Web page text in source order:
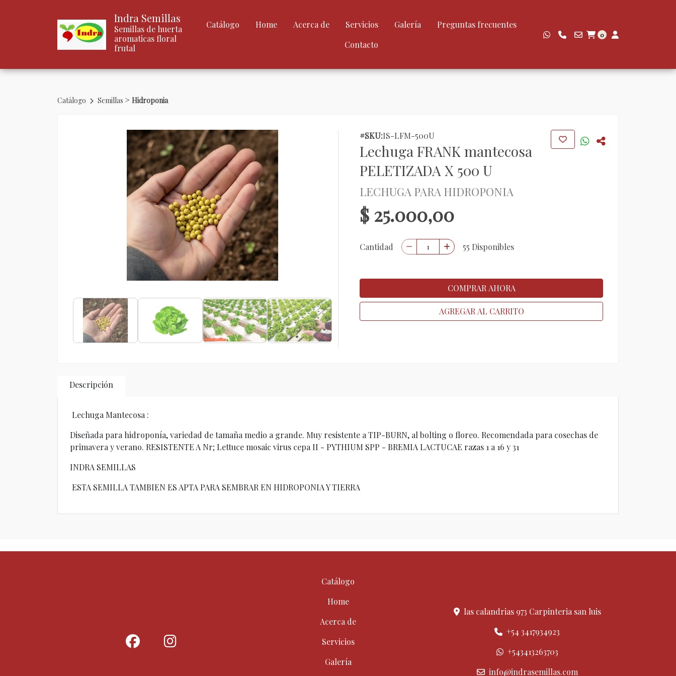
Indra Semillas
Semillas de huerta
aromaticas floral
frutal
Catálogo Home Acerca de Servicios Galería
Preguntas frecuentes
Contacto
0
Catálogo Semillas > Hidroponia
#SKU:IS-LFM-500U
Lechuga FRANK mantecosa
PELETIZADA X 500 U
LECHUGA PARA HIDROPONIA
$ 25.000,00
Cantidad 55 Disponibles
COMPRAR AHORA
AGREGAR AL CARRITO
Descripción
Lechuga Mantecosa :
Diseñada para hidroponía, variedad de tamaña medio a grande. Muy resistente a TIP-BURN, al bolting o floreo. Recomendada para cosechas de
primavera y verano. RESISTENTE A Nr; Lettuce mosaic virus cepa II - PYTHIUM SPP - BREMIA LACTUCAE razas 1 a 16 y 31
INDRA SEMILLAS
ESTA SEMILLA TAMBIEN ES APTA PARA SEMBRAR EN HIDROPONIA Y TIERRA
Catálogo
Home
Acerca de
Servicios
Galería
las calandrias 973 Carpinteria san luis
+54 3417934923
+543413263703
info@indrasemillas.com